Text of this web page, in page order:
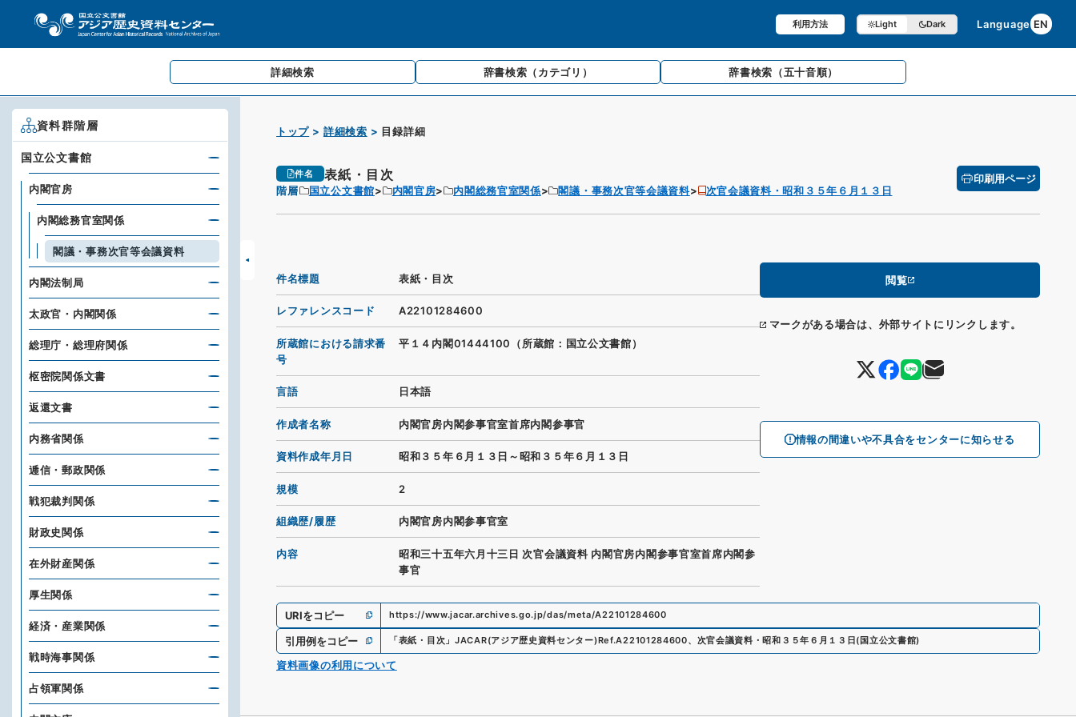
利用方法 Light Dark Language EN
詳細検索 辞書検索 （カテゴリ） 辞書検索 （五十音順）
トップ 詳細検索 目録詳細
件名 表紙・目次
階層 国立公文書館 内閣官房 内閣総務官室関係 閣議・事務次官等会議資料 次官会議資料・昭和３５年６月１３日
印刷用ページ
閲覧
マークがある場合は、外部サイトにリンクします。
情報の間違いや不具合をセンターに知らせる
件名標題 表紙・目次
レファレンスコード A22101284600
所蔵館における請求番
号
平１４内閣01444100（所蔵館：国立公文書館）
言語 日本語
作成者名称 内閣官房内閣参事官室首席内閣参事官
資料作成年月日 昭和３５年６月１３日～昭和３５年６月１３日
規模 2
組織歴/履歴 内閣官房内閣参事官室
内容
昭和三十五年六月十三日 次官会議資料 内閣官房内閣参事官室首席内閣参
事官
URIをコピー https://www.jacar.archives.go.jp/das/meta/A22101284600
引用例をコピー 「表紙・目次 」 JACAR(アジア歴史資料センター)Ref.A22101284600、 次官会議資料・昭和３５年６月１３日 ( 国立公文書館)
資料画像の利用について
資料群階層
国立公文書館
内閣官房
内閣総務官室関係
閣議・事務次官等会議資料
内閣法制局
太政官・内閣関係
総理庁・総理府関係
枢密院関係文書
返還文書
内務省関係
逓信・郵政関係
戦犯裁判関係
財政史関係
在外財産関係
厚生関係
経済・産業関係
戦時海事関係
占領軍関係